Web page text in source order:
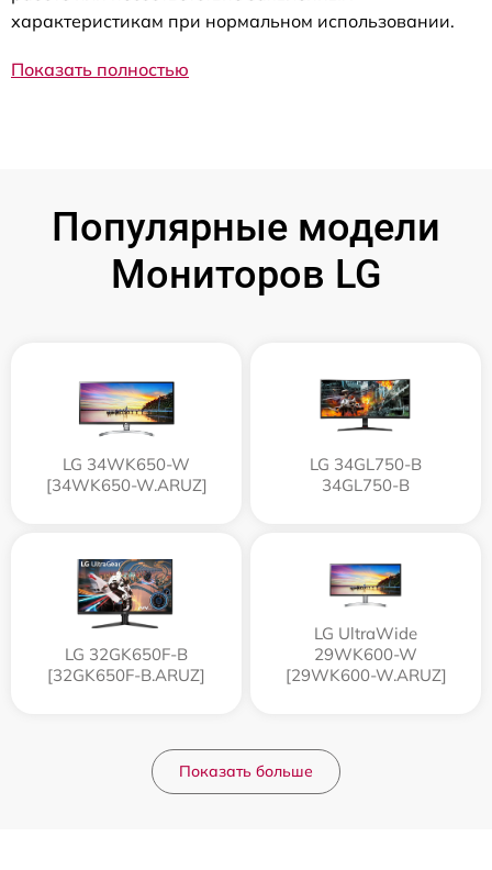
характеристикам при нормальном использовании.
Показать полностью
Популярные модели
Мониторов LG
LG 34WK650-W
[34WK650-W.ARUZ]
LG 34GL750-B
34GL750-B
LG 32GK650F-B
[32GK650F-B.ARUZ]
LG UltraWide
29WK600-W
[29WK600-W.ARUZ]
Показать больше